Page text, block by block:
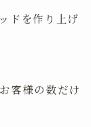
ドを作り上げ
客様の数だけ